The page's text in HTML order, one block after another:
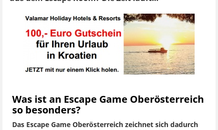
Was ist an Escape Game Oberösterreich
so besonders?
Das Escape Game Oberösterreich zeichnet sich dadurch